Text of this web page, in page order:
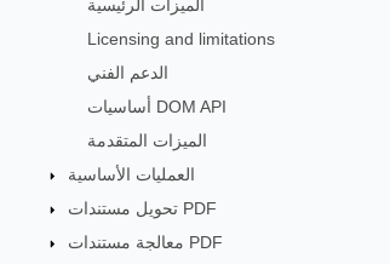
الميزات الرئيسية
Licensing and limitations
الدعم الفني
أساسيات DOM API
الميزات المتقدمة
العمليات الأساسية
تحويل مستندات PDF
معالجة مستندات PDF